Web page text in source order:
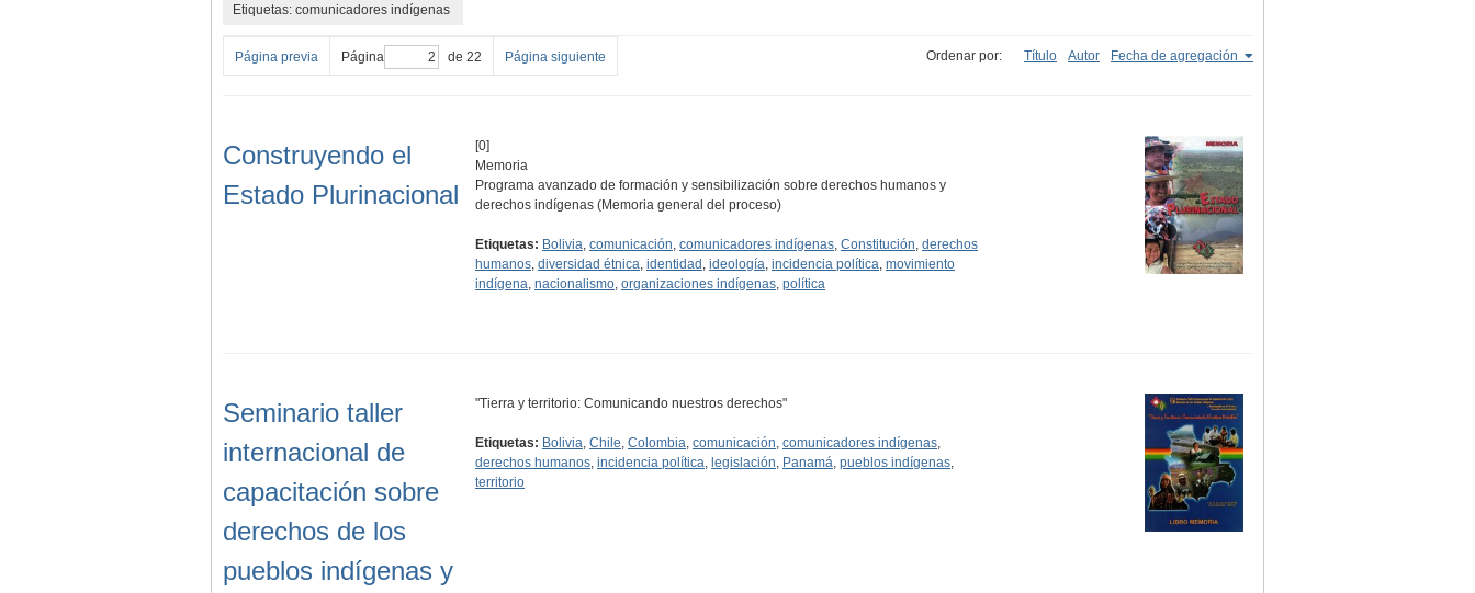
Etiquetas: comunicadores indígenas
Página previa Página de 22 Página siguiente Ordenar por: Título Autor Fecha de agregación
Construyendo el
Estado Plurinacional
[0]
Memoria
Programa avanzado de formación y sensibilización sobre derechos humanos y
derechos indígenas (Memoria general del proceso)
Etiquetas: Bolivia comunicación comunicadores indígenas Constitución derechos
humanos diversidad étnica identidad ideología incidencia política movimiento
indígena nacionalismo organizaciones indígenas política
Seminario taller
internacional de
capacitación sobre
derechos de los
pueblos indígenas y
"Tierra y territorio: Comunicando nuestros derechos"
Etiquetas: Bolivia Chile Colombia comunicación comunicadores indígenas
derechos humanos incidencia política legislación Panamá pueblos indígenas
territorio